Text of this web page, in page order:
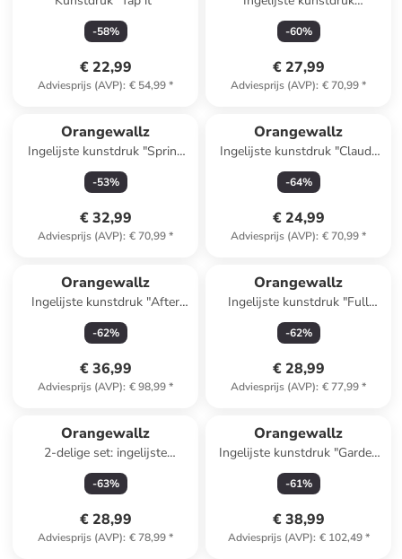
-58%
€ 22,99
Adviesprijs (AVP): € 54,99*
"Colourful Modern Abstract" -
(B)50 x (H)70 cm
-60%
€ 27,99
Adviesprijs (AVP): € 70,99*
Orangewallz
Ingelijste kunstdruk "Spring
Table"
-53%
€ 32,99
Adviesprijs (AVP): € 70,99*
Orangewallz
Ingelijste kunstdruk "Claude
Monet - parc Monceau"
-64%
€ 24,99
Adviesprijs (AVP): € 70,99*
Orangewallz
Ingelijste kunstdruk "After
Party" - (B)30 x (H)40 cm
-62%
€ 36,99
Adviesprijs (AVP): € 98,99*
Orangewallz
Ingelijste kunstdruk "Full
Colour Painted"
-62%
€ 28,99
Adviesprijs (AVP): € 77,99*
Orangewallz
2-delige set: ingelijste
kunstdrukken
-63%
€ 28,99
Adviesprijs (AVP): € 78,99*
Orangewallz
Ingelijste kunstdruk "Garden
of Eden" - (B)30 x (H)40 cm
-61%
€ 38,99
Adviesprijs (AVP): € 102,49*